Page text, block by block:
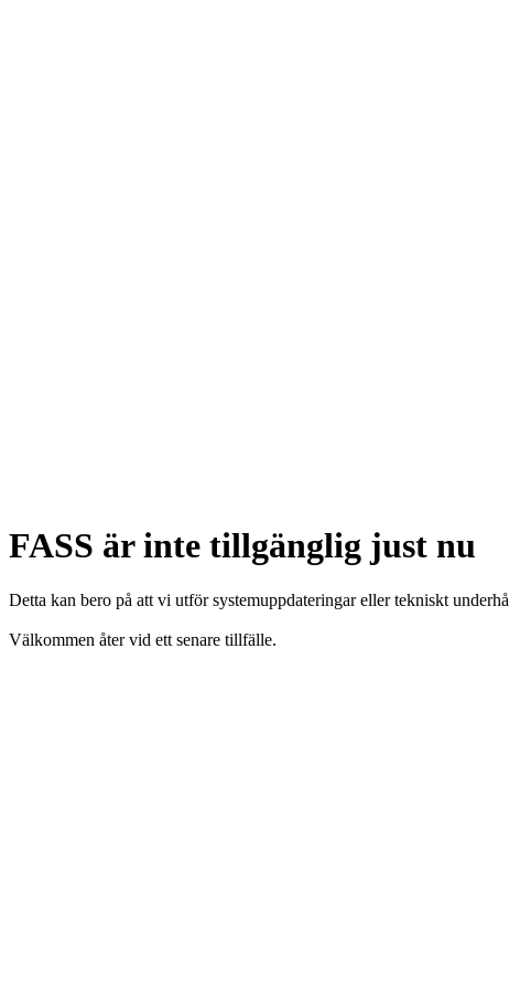
FASS är inte tillgänglig just nu
Detta kan bero på att vi utför systemuppdateringar eller tekniskt
Välkommen åter vid ett senare tillfälle.